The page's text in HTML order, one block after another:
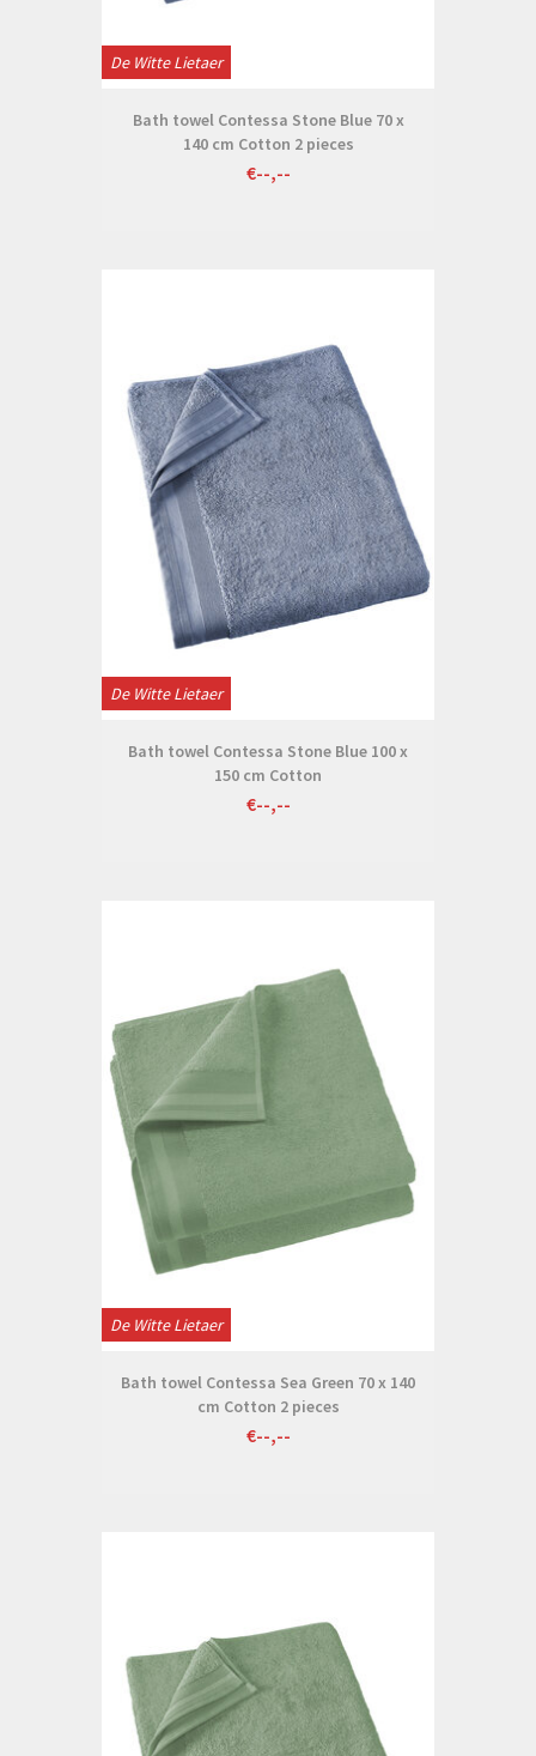
De Witte Lietaer
Bath towel Contessa Stone Blue 70 x
140 cm Cotton 2 pieces
€--,--
De Witte Lietaer
Bath towel Contessa Stone Blue 100 x
150 cm Cotton
€--,--
De Witte Lietaer
Bath towel Contessa Sea Green 70 x 140
cm Cotton 2 pieces
€--,--